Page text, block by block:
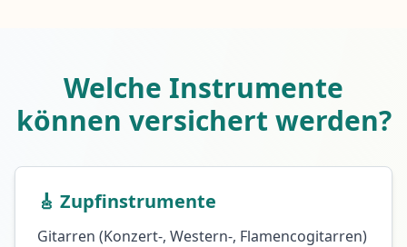
Welche Instrumente
können versichert werden?
🎸 Zupfinstrumente
Gitarren (Konzert-, Western-, Flamencogitarren)